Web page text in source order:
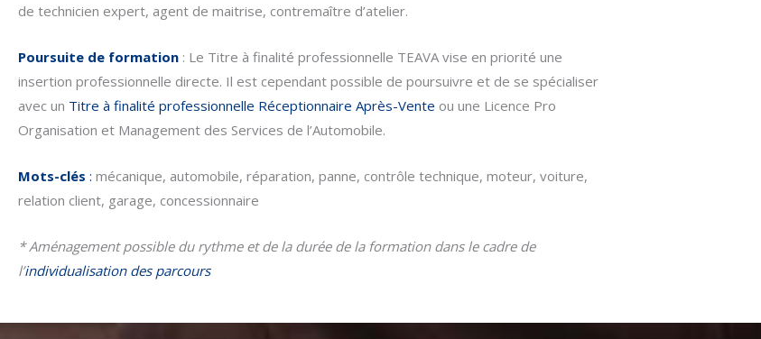
de technicien expert, agent de maitrise, contremaître d’atelier.
Poursuite de formation : Le Titre à finalité professionnelle TEAVA vise en priorité une
insertion professionnelle directe. Il est cependant possible de poursuivre et de se spécialiser
avec un Titre à finalité professionnelle Réceptionnaire Après-Vente ou une Licence Pro
Organisation et Management des Services de l’Automobile.
Mots-clés : mécanique, automobile, réparation, panne, contrôle technique, moteur, voiture,
relation client, garage, concessionnaire
* Aménagement possible du rythme et de la durée de la formation dans le cadre de
l’individualisation des parcours